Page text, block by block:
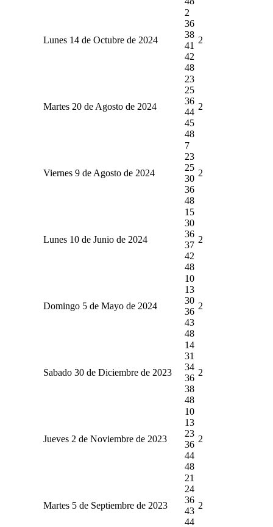
Lunes 14 de Octubre de 2024
2
36
38
41
42
48
2
Martes 20 de Agosto de 2024
23
25
36
44
45
48
2
Viernes 9 de Agosto de 2024
7
23
25
30
36
48
2
Lunes 10 de Junio de 2024
15
30
36
37
42
48
2
Domingo 5 de Mayo de 2024
10
13
30
36
43
48
2
Sabado 30 de Diciembre de 2023
14
31
34
36
38
48
2
Jueves 2 de Noviembre de 2023
10
13
23
36
44
48
2
Martes 5 de Septiembre de 2023
21
24
36
43
44
2